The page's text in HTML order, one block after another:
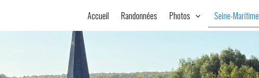
Accueil Randonnées Photos Seine-Maritime